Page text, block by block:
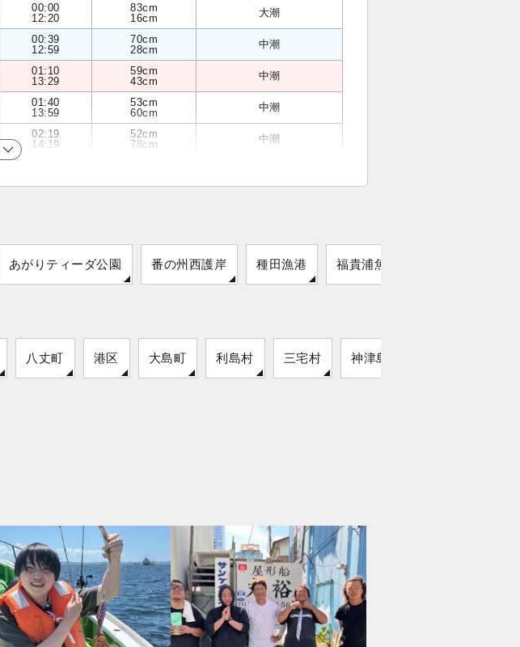
00:00
12:20
83cm
16cm
大潮
00:39
12:59
70cm
28cm
中潮
01:10
13:29
59cm
43cm
中潮
01:40
13:59
53cm
60cm
中潮
02:19
14:19
52cm
78cm
中潮
あがりティーダ公園 番の州西護岸 種田漁港 福貴浦魚港
八丈町 港区 大島町 利島村 三宅村 神津島村